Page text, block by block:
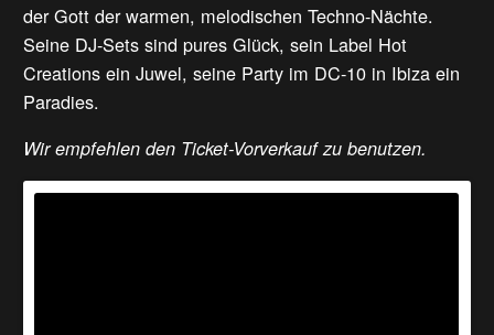
der Gott der warmen, melodischen Techno-Nächte.
Seine DJ-Sets sind pures Glück, sein Label Hot
Creations ein Juwel, seine Party im DC-10 in Ibiza ein
Paradies.
Wir empfehlen den Ticket-Vorverkauf zu benutzen.